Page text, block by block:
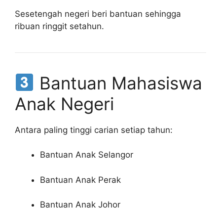
Sesetengah negeri beri bantuan sehingga
ribuan ringgit setahun.
Bantuan Mahasiswa
Anak Negeri
Antara paling tinggi carian setiap tahun:
Bantuan Anak Selangor
Bantuan Anak Perak
Bantuan Anak Johor